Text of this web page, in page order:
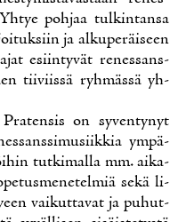
poh­jaa tul­kin­tan­sa
ja al­ku­pe­räi­seen
esiin­ty­vät re­nes­sans­
tii­viis­sä ryh­mäs­sä yh­
on sy­ven­ty­nyt
ym­pä­
tut­ki­mal­la mm. ai­ka­
se­kä li­
vai­kut­ta­vat ja pu­hut­